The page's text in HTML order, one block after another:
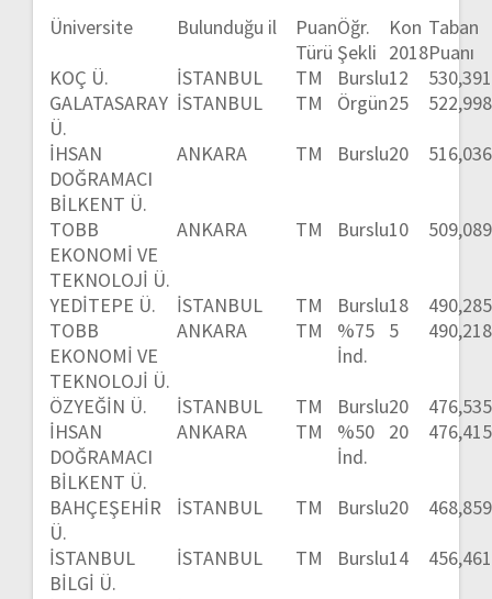
Üniversite
Bulunduğu il
Puan
Türü
Öğr.
Şekli
Kon
2018
Taban
Puanı
KOÇ Ü.
İSTANBUL TM Burslu12
GALATASARAY
Ü.
İSTANBUL TM Örgün25
İHSAN
DOĞRAMACI
BİLKENT Ü.
ANKARA TM Burslu20
TOBB
EKONOMİ VE
TEKNOLOJİ Ü.
ANKARA TM Burslu10
YEDİTEPE Ü. İSTANBUL TM Burslu18
TOBB
EKONOMİ VE
TEKNOLOJİ Ü.
ANKARA TM
%75
İnd.
5
ÖZYEĞİN Ü. İSTANBUL TM Burslu20
İHSAN
DOĞRAMACI
BİLKENT Ü.
ANKARA TM
%50
İnd.
20
BAHÇEŞEHİR
Ü.
İSTANBUL TM Burslu20
İSTANBUL
BİLGİ Ü.
İSTANBUL TM Burslu14